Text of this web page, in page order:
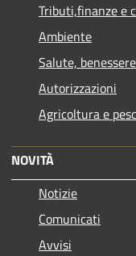
Tributi,finanze e
Ambiente
Salute,
Autorizzazioni
Agricoltura e
NOVITÀ
Notizie
Comunicati
Avvisi